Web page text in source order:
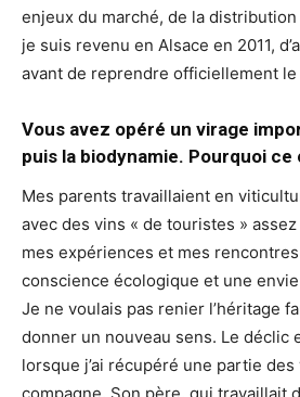
enjeux du marché, de la
je suis revenu en Alsace en 2011,
avant de reprendre officiellement le
Vous avez opéré un virage
puis la biodynamie. Pourquoi ce
Mes parents travaillaient en
avec des vins « de touristes »
mes expériences et mes
conscience écologique et une
Je ne voulais pas renier l’héritage
donner un nouveau sens. Le déclic
lorsque j’ai récupéré une partie
compagne. Son père, qui travaillait